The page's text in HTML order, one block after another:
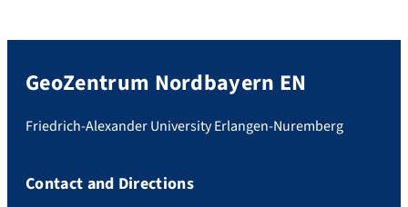
GeoZentrum Nordbayern EN
Friedrich-Alexander University Erlangen-Nuremberg
Contact and Directions